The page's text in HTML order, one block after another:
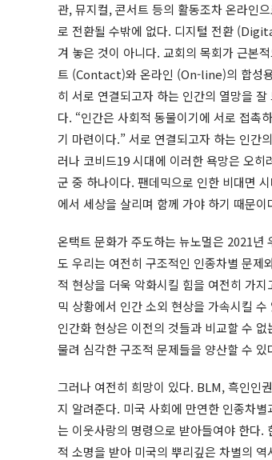
관, 뮤지컬, 콘서트 등의 활동조차 온라인
로 전환될 수밖에 없다. 디지털 전환
겨 놓은 것이 아니다. 교회의 목회가 근본
트 (Contact)와 온라인 (On-line)의 합성
히 서로 연결되고자 하는 인간의 열망을
다. “인간은 사회적 동물이기에 서로 접촉
기 마련이다.” 서로 연결되고자 하는 인간
러나 코비드19 시대에 이러한 욕망은 오
군 중 하나이다. 팬데믹으로 인한 비대면
에서 세상을 살리며 함께 가야 하기 때문이
온택트 문화가 주도하는 뉴노멀은 2021년
도 우리는 여전히 구조적인 인종차별 문제
적 현상을 더욱 악화시킬 힘을 여전히 가
믹 상황에서 인간 소외 현상을 가속시킬
인간화 현상은 이전의 것들과 비교할 수
물려 심각한 구조적 문제들을 양산할 수
그러나 여전히 희망이 있다. BLM, 흑인인
지 알려준다. 미국 사회에 만연한 인종차
는 이웃사랑의 명령으로 받아들여야 한다.
적 소명을 받아 미국의 뿌리깊은 차별의